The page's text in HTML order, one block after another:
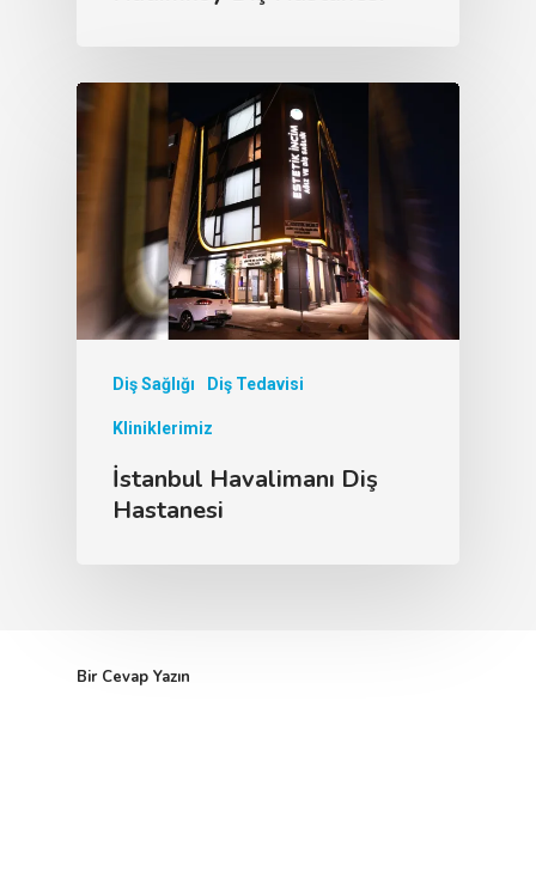
Diş Sağlığı Diş Tedavisi
Kliniklerimiz
İstanbul Havalimanı Diş
Hastanesi
Bir Cevap Yazın